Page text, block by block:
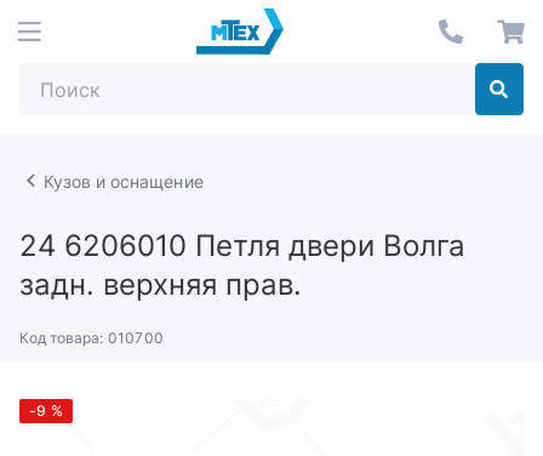
Кузов и оснащение
24 6206010 Петля двери Волга
задн. верхняя прав.
Код товара: 010700
-9 %